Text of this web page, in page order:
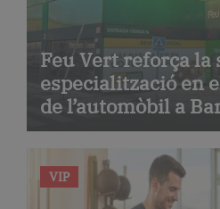
Feu Vert reforça la
especialització en
de l’automòbil a
serveis de taller i
avançada
VIP